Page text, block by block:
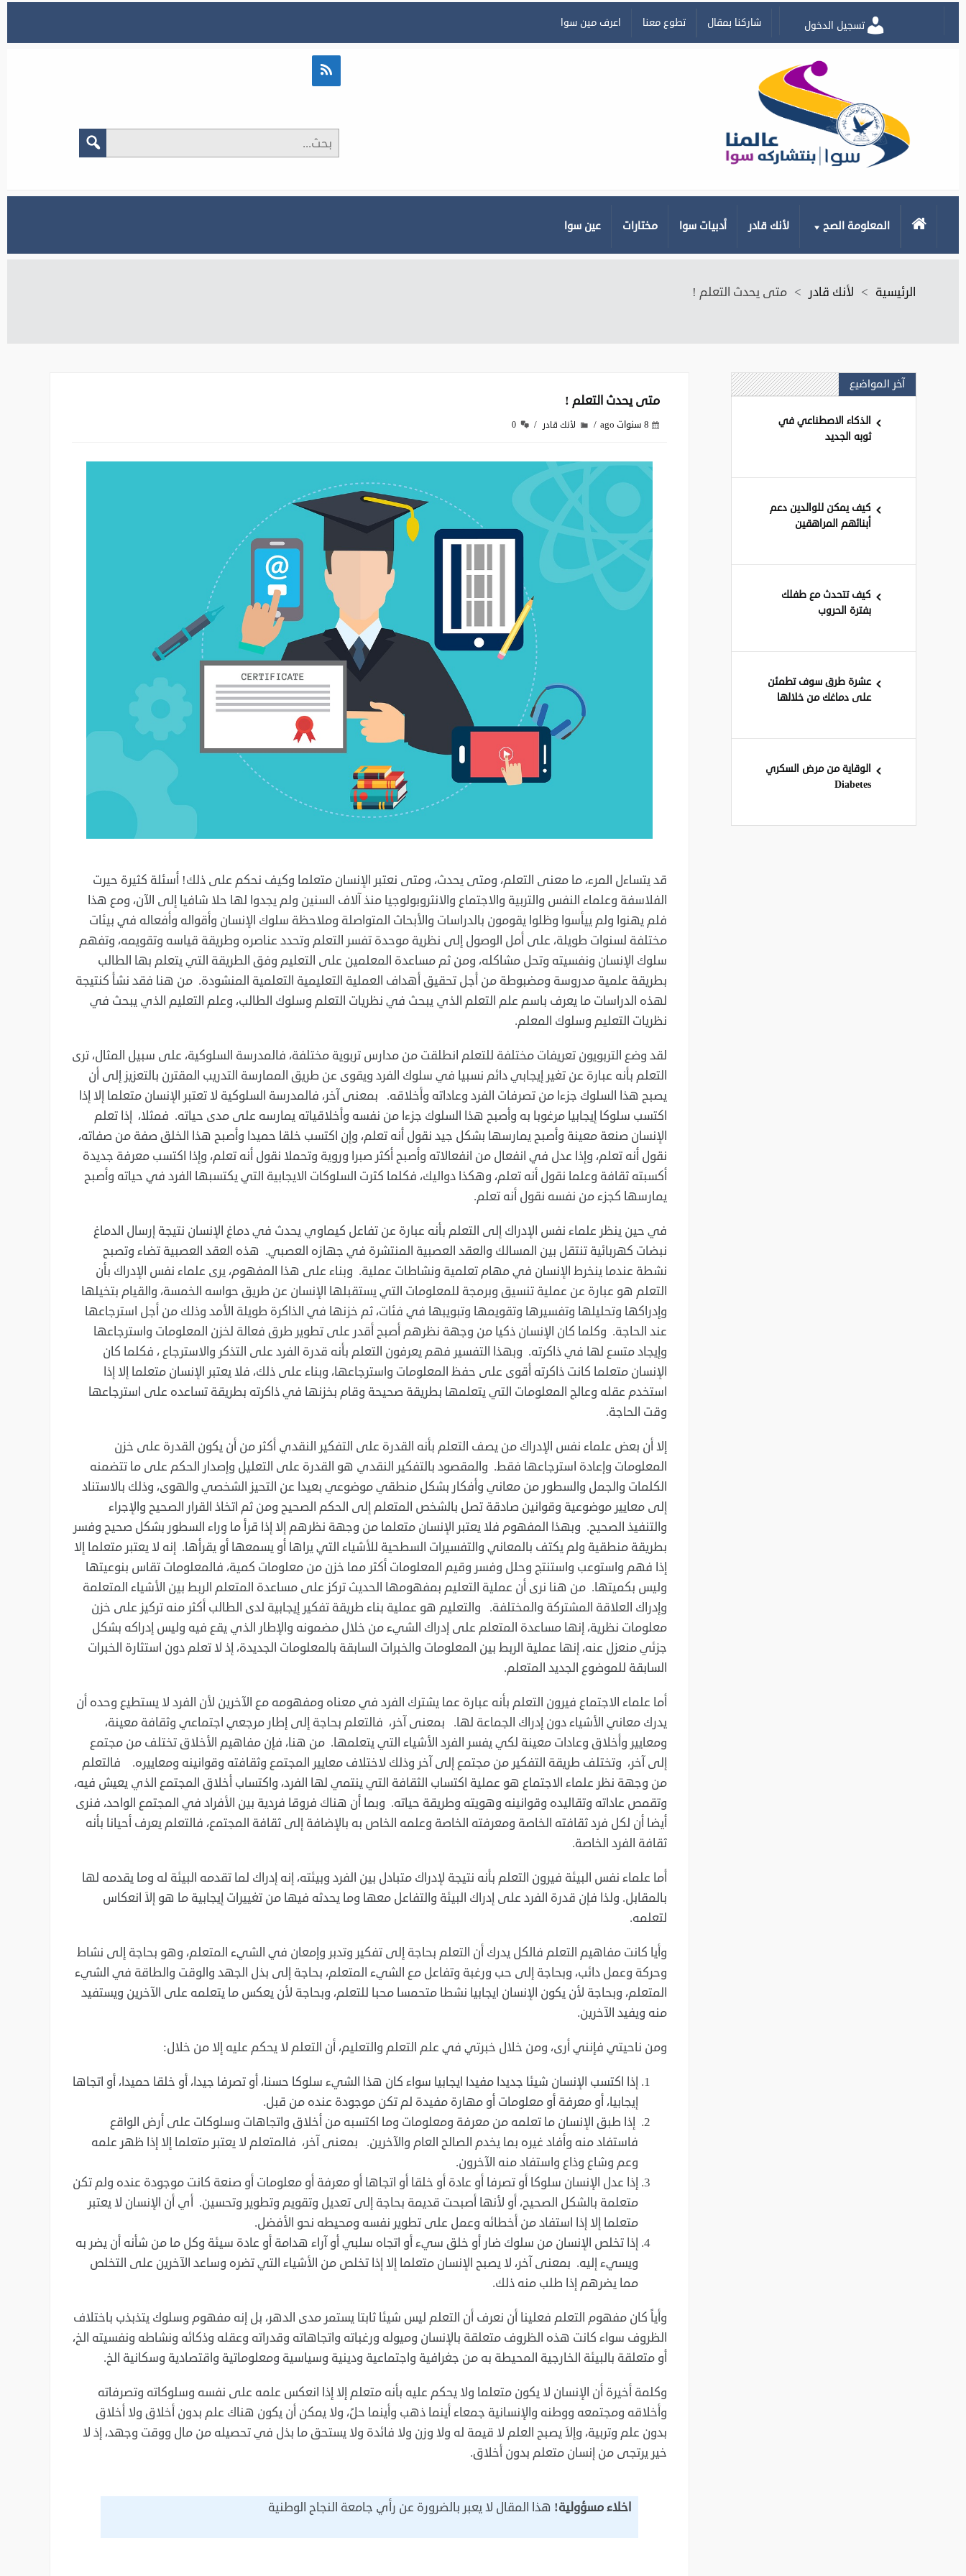
تسجيل الدخول شاركنا بمقال تطوع معنا اعرف مين سوا
الرئيسيةالمعلومة الصح لأنك قادر أدبيات سوا مختارات عين سوا
الرئيسية > لأنك قادر > متى يحدث التعلم !
متى يحدث التعلم !
8 سنوات ago لأنك قادر 0
قد يتساءل المرء، ما معنى التعلم، ومتى يحدث، ومتى نعتبر الإنسان متعلما وكيف نحكم على ذلك! أسئلة ‏كثيرة حيرت
الفلاسفة وعلماء النفس والتربية والاجتماع والانثروبولوجيا منذ آلاف السنين ولم يجدوا لها حلا شافيا إلى ‏الآن، ومع هذا
فلم يهنوا ولم ييأسوا وظلوا يقومون بالدراسات والأبحاث المتواصلة وملاحظة سلوك الإنسان وأقواله ‏وأفعاله في بيئات
مختلفة لسنوات طويلة، على أمل الوصول إلى نظرية موحدة تفسر التعلم وتحدد عناصره وطريقة ‏قياسه وتقويمه، وتفهم
سلوك الإنسان ونفسيته وتحل مشاكله، ومن ثم مساعدة المعلمين على التعليم وفق الطريقة ‏التي يتعلم بها الطالب
بطريقة علمية مدروسة ومضبوطة من أجل تحقيق أهداف العملية التعليمية التعلمية المنشودة. ‏من هنا فقد نشأ كنتيجة
لهذه الدراسات ما يعرف باسم علم التعلم الذي يبحث في نظريات التعلم وسلوك الطالب، ‏وعلم التعليم الذي يبحث في
نظريات التعليم وسلوك المعلم.‏
لقد وضع التربويون تعريفات مختلفة للتعلم انطلقت من مدارس تربوية مختلفة، فالمدرسة السلوكية، على ‏سبيل المثال، ترى
التعلم بأنه عبارة عن تغير إيجابي دائم نسبيا في سلوك الفرد ويقوى عن طريق الممارسة التدريب ‏المقترن بالتعزيز إلى أن
يصبح هذا السلوك جزءا من تصرفات الفرد وعاداته وأخلاقه. بمعنى آخر، فالمدرسة ‏السلوكية لا تعتبر الإنسان متعلما إلا إذا
اكتسب سلوكا إيجابيا مرغوبا به وأصبح هذا السلوك جزءا من نفسه ‏وأخلاقياته يمارسه على مدى حياته. فمثلا، إذا تعلم
الإنسان صنعة معينة وأصبح يمارسها بشكل جيد نقول أنه ‏تعلم، وإن اكتسب خلقا حميدا وأصبح هذا الخلق صفة من صفاته،
نقول أنه تعلم، وإذا عدل في انفعال من انفعالاته ‏وأصبح أكثر صبرا وروية وتحملا نقول أنه تعلم، وإذا اكتسب معرفة جديدة
أكسبته ثقافة وعلما نقول أنه تعلم، وهكذا ‏دواليك، فكلما كثرت السلوكات الايجابية التي يكتسبها الفرد في حياته وأصبح
يمارسها كجزء من نفسه نقول أنه تعلم.‏
في حين ينظر علماء نفس الإدراك إلى التعلم بأنه عبارة عن تفاعل كيماوي يحدث في دماغ الإنسان نتيجة ‏إرسال الدماغ
نبضات كهربائية تنتقل بين المسالك والعقد العصبية المنتشرة في جهازه العصبي. هذه العقد العصبية ‏تضاء وتصبح
نشطة عندما ينخرط الإنسان في مهام تعلمية ونشاطات عملية. وبناء على هذا المفهوم، يرى علماء ‏نفس الإدراك بأن
التعلم هو عبارة عن عملية تنسيق وبرمجة للمعلومات التي يستقبلها الإنسان عن طريق حواسه ‏الخمسة، والقيام بتخيلها
وإدراكها وتحليلها وتفسيرها وتقويمها وتبويبها في فئات، ثم خزنها في الذاكرة طويلة الأمد ‏وذلك من أجل استرجاعها
عند الحاجة. وكلما كان الإنسان ذكيا من وجهة نظرهم أصبح أقدر على تطوير طرق ‏فعالة لخزن المعلومات واسترجاعها
وإيجاد متسع لها في ذاكرته. وبهذا التفسير فهم يعرفون التعلم بأنه قدرة الفرد ‏على التذكر والاسترجاع ، فكلما كان
الإنسان متعلما كانت ذاكرته أقوى على حفظ المعلومات واسترجاعها، وبناء ‏على ذلك، فلا يعتبر الإنسان متعلما إلا إذا
استخدم عقله وعالج المعلومات التي يتعلمها بطريقة صحيحة وقام ‏بخزنها في ذاكرته بطريقة تساعده على استرجاعها
وقت الحاجة.‏
إلا أن بعض علماء نفس الإدراك من يصف التعلم بأنه القدرة على التفكير النقدي أكثر من أن يكون القدرة ‏على خزن
المعلومات وإعادة استرجاعها فقط. والمقصود بالتفكير النقدي هو القدرة على التعليل وإصدار الحكم على ‏ما تتضمنه
الكلمات والجمل والسطور من معاني وأفكار بشكل منطقي موضوعي بعيدا عن التحيز الشخصي ‏والهوى، وذلك بالاستناد
إلى معايير موضوعية وقوانين صادقة تصل بالشخص المتعلم إلى الحكم الصحيح ومن ثم ‏اتخاذ القرار الصحيح والإجراء
والتنفيذ الصحيح. وبهذا المفهوم فلا يعتبر الإنسان متعلما من وجهة نظرهم إلا إذا قرأ ‏ما وراء السطور بشكل صحيح وفسر
بطريقة منطقية ولم يكتف بالمعاني والتفسيرات السطحية للأشياء التي يراها أو ‏يسمعها أو يقرأها. إنه لا يعتبر متعلما إلا
إذا فهم واستوعب واستنتج وحلل وفسر وقيم المعلومات أكثر مما خزن من ‏معلومات كمية، فالمعلومات تقاس بنوعيتها
وليس بكميتها. من هنا نرى أن عملية التعليم بمفهومها الحديث تركز ‏على مساعدة المتعلم الربط بين الأشياء المتعلمة
وإدراك العلاقة المشتركة والمختلفة. والتعليم هو عملية بناء طريقة ‏تفكير إيجابية لدى الطالب أكثر منه تركيز على خزن
معلومات نظرية، إنها مساعدة المتعلم على إدراك الشيء من ‏خلال مضمونه والإطار الذي يقع فيه وليس إدراكه بشكل
جزئي منعزل عنه، إنها عملية الربط بين المعلومات ‏والخبرات السابقة بالمعلومات الجديدة، إذ لا تعلم دون استثارة الخبرات
السابقة للموضوع الجديد المتعلم. ‏
أما علماء الاجتماع فيرون التعلم بأنه عبارة عما يشترك الفرد في معناه ومفهومه مع الآخرين لأن الفرد لا ‏يستطيع وحده أن
يدرك معاني الأشياء دون إدراك الجماعة لها. بمعنى آخر، فالتعلم بحاجة إلى إطار مرجعي ‏اجتماعي وثقافة معينة،
ومعايير وأخلاق وعادات معينة لكي يفسر الفرد الأشياء التي يتعلمها. من هنا، فإن مفاهيم ‏الأخلاق تختلف من مجتمع
إلى آخر، وتختلف طريقة التفكير من مجتمع إلى آخر وذلك لاختلاف معايير المجتمع ‏وثقافته وقوانينه ومعاييره. فالتعلم
من وجهة نظر علماء الاجتماع هو عملية اكتساب الثقافة التي ينتمي لها الفرد، ‏واكتساب أخلاق المجتمع الذي يعيش فيه،
وتقمص عاداته وتقاليده وقوانينه وهويته وطريقة حياته. وبما أن هناك ‏فروقا فردية بين الأفراد في المجتمع الواحد، فنرى
أيضا أن لكل فرد ثقافته الخاصة ومعرفته الخاصة وعلمه الخاص ‏به بالإضافة إلى ثقافة المجتمع، فالتعلم يعرف أحيانا بأنه
ثقافة الفرد الخاصة.‏
أما علماء نفس البيئة فيرون التعلم بأنه نتيجة لإدراك متبادل بين الفرد وبيئته، إنه إدراك لما تقدمه البيئة له ‏وما يقدمه لها
بالمقابل. ولذا فإن قدرة الفرد على إدراك البيئة والتفاعل معها وما يحدثه فيها من تغييرات إيجابية ما ‏هو إلاَ انعكاس
لتعلمه.‏
وأيا كانت مفاهيم التعلم فالكل يدرك أن التعلم بحاجة إلى تفكير وتدبر وإمعان في الشيء المتعلم، وهو ‏بحاجة إلى نشاط
وحركة وعمل دائب، وبحاجة إلى حب ورغبة وتفاعل مع الشيء المتعلم، بحاجة إلى بذل الجهد ‏والوقت والطاقة في الشيء
المتعلم، وبحاجة لأن يكون الإنسان ايجابيا نشطا متحمسا محبا للتعلم، وبحاجة لأن ‏يعكس ما يتعلمه على الآخرين ويستفيد
منه ويفيد الآخرين.‏
ومن ناحيتي فإنني أرى، ومن خلال خبرتي في علم التعلم والتعليم، أن التعلم لا يحكم عليه إلا من خلال:‏
‏إذا اكتسب الإنسان شيئا جديدا مفيدا ايجابيا سواء كان هذا الشيء سلوكا حسنا، أو تصرفا جيدا، أو خلقا حميدا، ‏أو اتجاها
إيجابيا، أو معرفة أو معلومات أو مهارة مفيدة لم تكن موجودة عنده من قبل.‏
‏ إذا طبق الإنسان ما تعلمه من معرفة ومعلومات وما اكتسبه من أخلاق واتجاهات وسلوكات على أرض الواقع
‏فاستفاد منه وأفاد غيره بما يخدم الصالح العام والآخرين. بمعنى آخر، فالمتعلم لا يعتبر متعلما إلا إذا ظهر علمه
‏وعم وشاع وذاع واستفاد منه الآخرون.‏
‏‏إذا عدل الإنسان سلوكا أو تصرفا أو عادة أو خلقا أو اتجاها أو معرفة أو معلومات أو صنعة كانت موجودة ‏عنده ولم تكن
متعلمة بالشكل الصحيح، أو لأنها أصبحت قديمة بحاجة إلى تعديل وتقويم وتطوير وتحسين. أي أن ‏الإنسان لا يعتبر
متعلما إلا إذا استفاد من أخطائه وعمل على تطوير نفسه ومحيطه نحو الأفضل.‏
‏إذا تخلص الإنسان من سلوك ضار أو خلق سيء أو اتجاه سلبي أو آراء هدامة أو عادة سيئة وكل ما من شأنه ‏أن يضر به
ويسيء إليه. بمعنى آخر، لا يصبح الإنسان متعلما إلا إذا تخلص من الأشياء التي تضره وساعد ‏الآخرين على التخلص
مما يضرهم إذا طلب منه ذلك.‏
وأياً كان مفهوم التعلم فعلينا أن نعرف أن التعلم ليس شيئا ثابتا يستمر مدى الدهر، بل إنه مفهوم وسلوك ‏يتذبذب باختلاف
الظروف سواء كانت هذه الظروف متعلقة بالإنسان وميوله ورغباته واتجاهاته وقدراته وعقله ‏وذكائه ونشاطه ونفسيته الخ،
أو متعلقة بالبيئة الخارجية المحيطة به من جغرافية واجتماعية ودينية وسياسية ‏ومعلوماتية واقتصادية وسكانية الخ. ‏
‏وكلمة أخيرة أن الإنسان لا يكون متعلما ولا يحكم عليه بأنه متعلم إلا إذا انعكس علمه على نفسه ‏وسلوكاته وتصرفاته
وأخلاقه ومجتمعه ووطنه والإنسانية جمعاء أينما ذهب وأينما حلً، ولا يمكن أن يكون هناك علم ‏بدون أخلاق ولا أخلاق
بدون علم وتربية، وإلاَ يصبح العلم لا قيمة له ولا وزن ولا فائدة ولا يستحق ما بذل في ‏تحصيله من مال ووقت وجهد، إذ لا
خير يرتجى من إنسان متعلم بدون أخلاق.‏
اخلاء مسؤولية! هذا المقال لا يعبر بالضرورة عن رأي جامعة النجاح الوطنية
آخر المواضيع
الذكاء الاصطناعي في
ثوبه الجديد
كيف يمكن للوالدين دعم
أبنائهم المراهقين
كيف تتحدث مع طفلك
بفترة الحروب
عشرة طرق سوف تطمئن
على دماغك من خلالها
الوقاية من مرض السكري
Diabetes